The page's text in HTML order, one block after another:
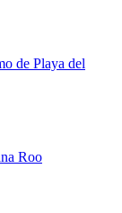
de Playa del
Roo